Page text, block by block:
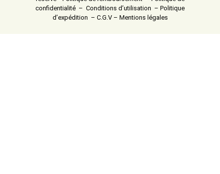
confidentialité – Conditions d’utilisation – Politique
d’expédition – C.G.V– Mentions légales